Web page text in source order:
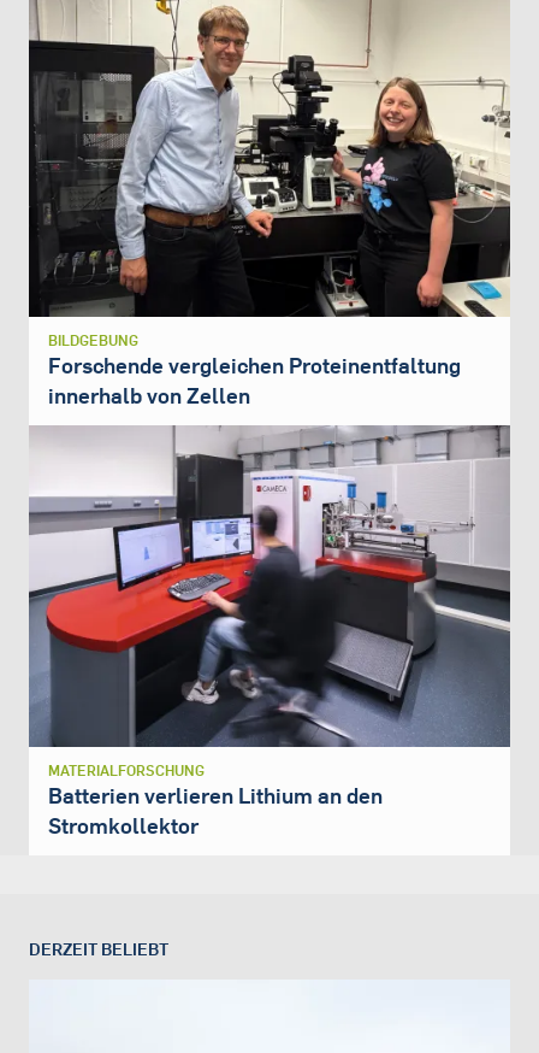
BILDGEBUNG
Forschende vergleichen Proteinentfaltung
innerhalb von Zellen
MATERIALFORSCHUNG
Batterien verlieren Lithium an den
Stromkollektor
DERZEIT BELIEBT